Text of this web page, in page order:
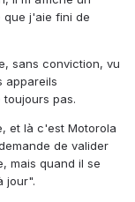
que j'aie fini de
sans conviction, vu
appareils
pas.
et là c'est Motorola
de valider
mais quand il se
jour".